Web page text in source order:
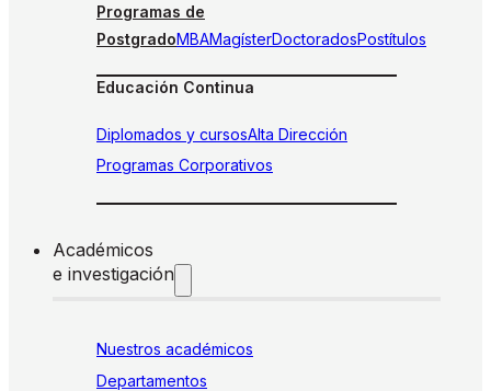
Programas de
PostgradoMBAMagísterDoctoradosPostítulos
Educación Continua
Diplomados y cursosAlta Dirección
Programas Corporativos
Académicos
e investigación
Nuestros académicos
Departamentos